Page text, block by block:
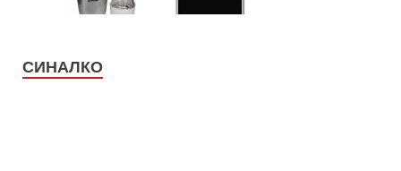
СИНАЛКО